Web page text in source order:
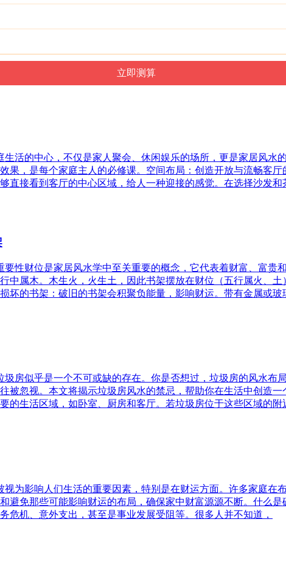
活的中心，不仅是家人聚会、休闲娱乐的场所，更是家居风水
果，是每个家庭主人的必修课。空间布局：创造开放与流畅客
直接看到客厅的中心区域，给人一种迎接的感觉。在选择沙发和
性财位是家居风水学中至关重要的概念，它代表着财富、富贵
中属木。木生火，火生土，因此书架摆放在财位（五行属火、
坏的书架：破旧的书架会积聚负能量，影响财运。带有金属或玻
房似乎是一个不可或缺的存在。你是否想过，垃圾房的风水布
被忽视。本文将揭示垃圾房风水的禁忌，帮助你在生活中创造
的生活区域，如卧室、厨房和客厅。若垃圾房位于这些区域的附
为影响人们生活的重要因素，特别是在财运方面。许多家庭
避免那些可能影响财运的布局，确保家中财富源源不断。什么
危机、意外支出，甚至是事业发展受阻等。很多人并不知道，